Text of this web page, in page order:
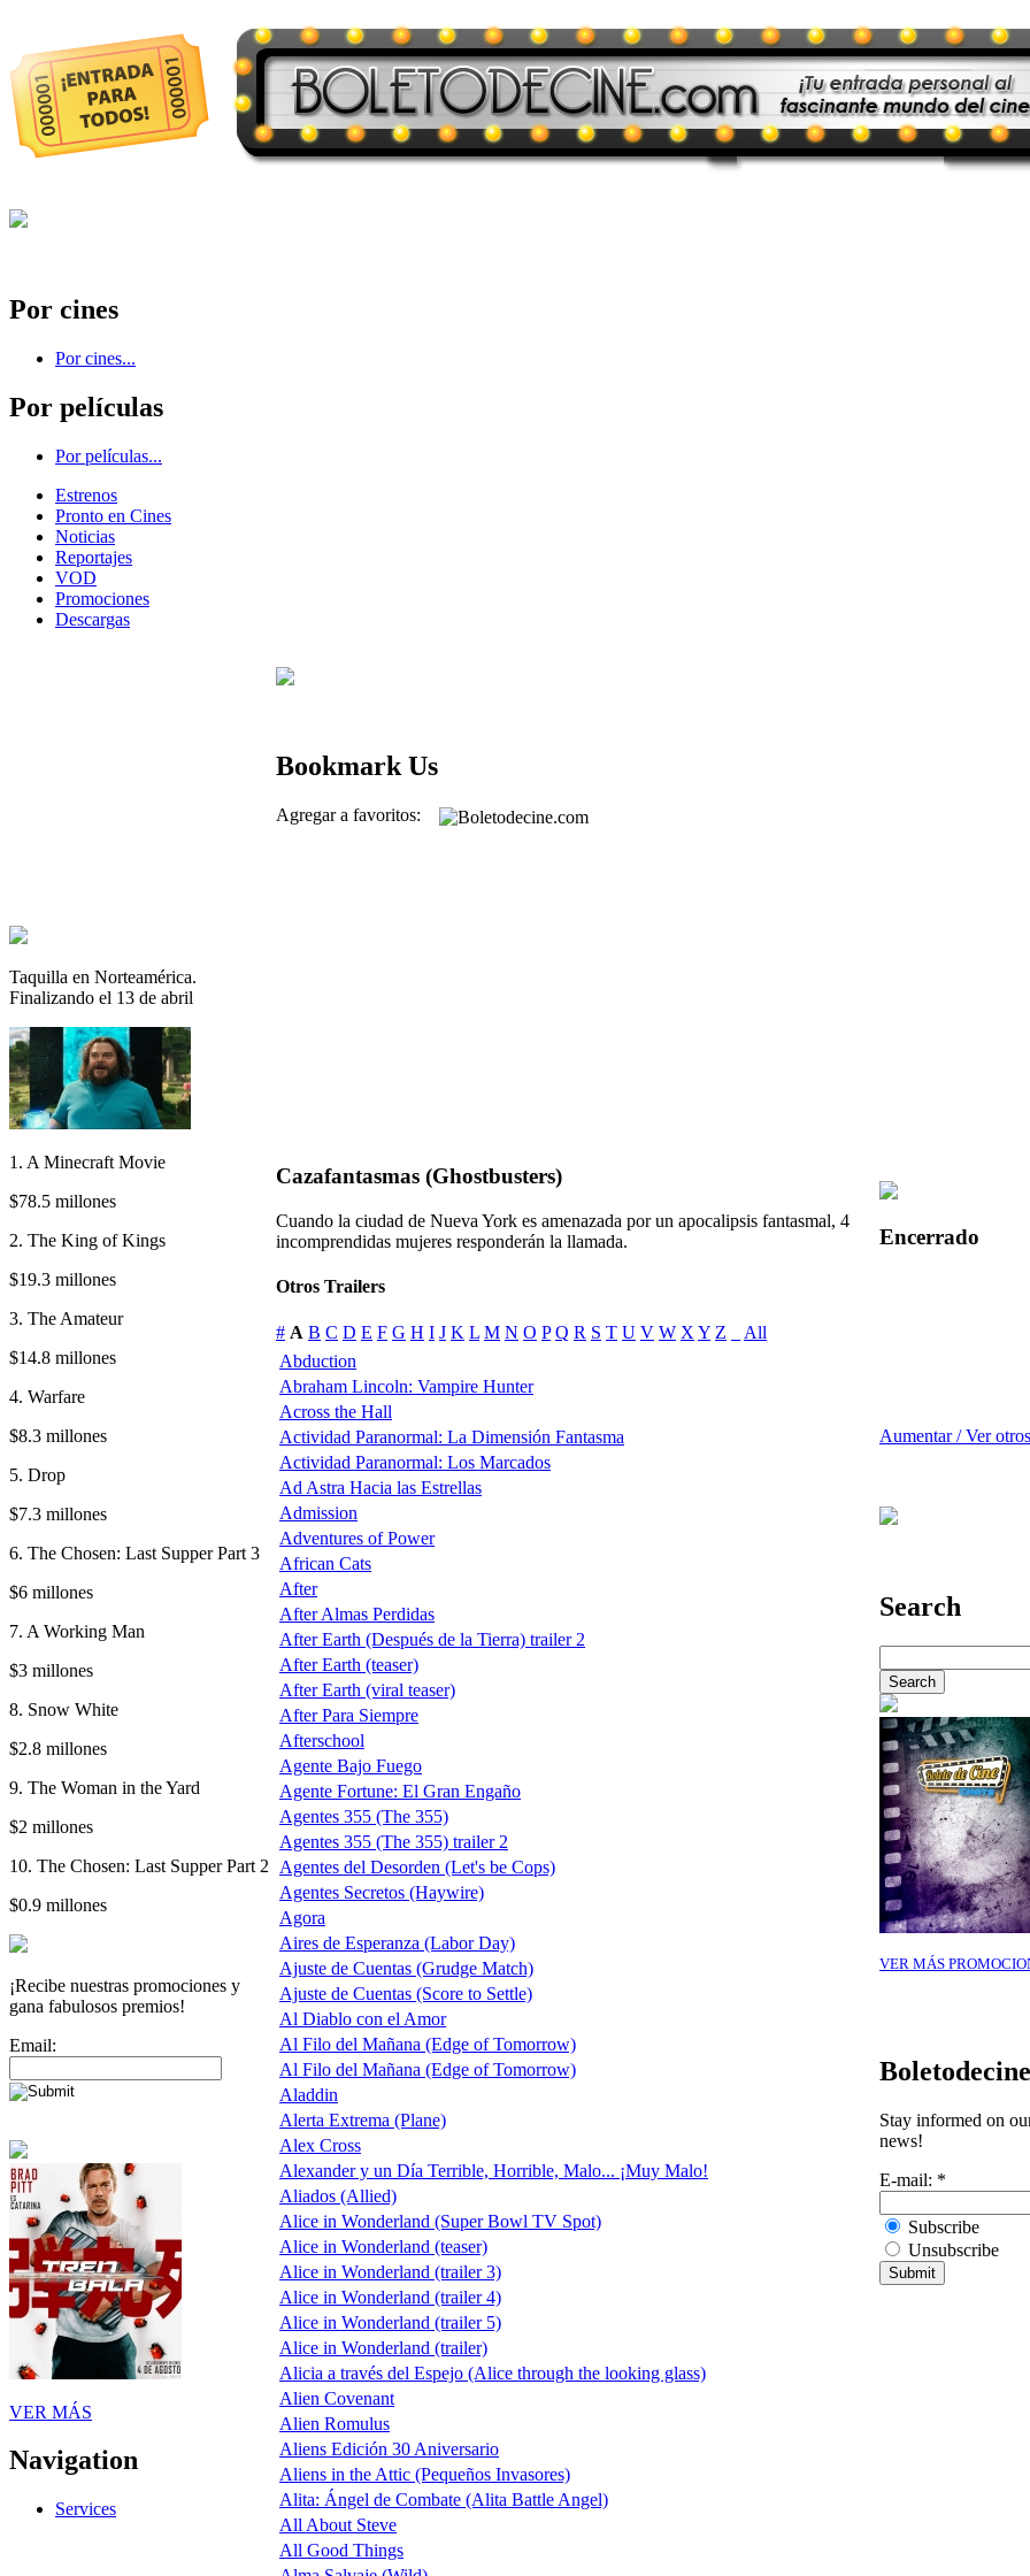
Por cines
Por cines...
Por películas
Por películas...
Estrenos
Pronto en Cines
Noticias
Reportajes
VOD
Promociones
Descargas
Taquilla en Norteamérica.
Finalizando el 13 de abril
1. A Minecraft Movie
$78.5 millones
2. The King of Kings
$19.3 millones
3. The Amateur
$14.8 millones
4. Warfare
$8.3 millones
5. Drop
$7.3 millones
6. The Chosen: Last Supper Part 3
$6 millones
7. A Working Man
$3 millones
8. Snow White
$2.8 millones
9. The Woman in the Yard
$2 millones
10. The Chosen: Last Supper Part 2
$0.9 millones
¡Recibe nuestras promociones y
gana fabulosos premios!
Email:
VER MÁS
Navigation
Services
Bookmark Us
Agregar a favoritos:
Cazafantasmas (Ghostbusters)
Cuando la ciudad de Nueva York es amenazada por un apocalipsis fantasmal, 4
incomprendidas mujeres responderán la llamada.
Otros Trailers
# A B C D E F G H I J K L M N O P Q R S T U V W X Y Z
All
Abduction
Abraham Lincoln: Vampire Hunter
Across the Hall
Actividad Paranormal: La Dimensión Fantasma
Actividad Paranormal: Los Marcados
Ad Astra Hacia las Estrellas
Admission
Adventures of Power
African Cats
After
After Almas Perdidas
After Earth (Después de la Tierra) trailer 2
After Earth (teaser)
After Earth (viral teaser)
After Para Siempre
Afterschool
Agente Bajo Fuego
Agente Fortune: El Gran Engaño
Agentes 355 (The 355)
Agentes 355 (The 355) trailer 2
Agentes del Desorden (Let's be Cops)
Agentes Secretos (Haywire)
Agora
Aires de Esperanza (Labor Day)
Ajuste de Cuentas (Grudge Match)
Ajuste de Cuentas (Score to Settle)
Al Diablo con el Amor
Al Filo del Mañana (Edge of Tomorrow)
Al Filo del Mañana (Edge of Tomorrow)
Aladdin
Alerta Extrema (Plane)
Alex Cross
Alexander y un Día Terrible, Horrible, Malo... ¡Muy Malo!
Aliados (Allied)
Alice in Wonderland (Super Bowl TV Spot)
Alice in Wonderland (teaser)
Alice in Wonderland (trailer 3)
Alice in Wonderland (trailer 4)
Alice in Wonderland (trailer 5)
Alice in Wonderland (trailer)
Alicia a través del Espejo (Alice through the looking glass)
Alien Covenant
Alien Romulus
Aliens Edición 30 Aniversario
Aliens in the Attic (Pequeños Invasores)
Alita: Ángel de Combate (Alita Battle Angel)
All About Steve
All Good Things
Encerrado
Aumentar / Ver otros
Search
VER MÁS
Stay informed on
news!
E-mail: *
Subscribe
Unsubscribe